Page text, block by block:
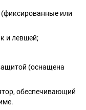
или
и левшей;
(оснащена
обеспечивающий